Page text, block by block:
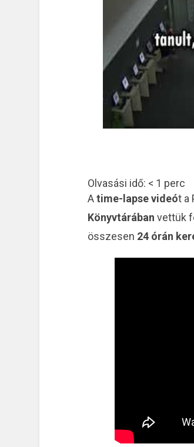
Olvasási idő: < 1 perc
Atime-lapse videót a
Könyvtárában vettük
összesen 24 órán